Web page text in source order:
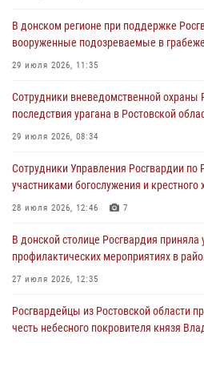
В донском регионе при поддержке
вооруженные подозреваемые в грабеже
29 июля 2026, 11:35
Сотрудники вневедомственной охраны
последствия урагана в Ростовской
29 июля 2026, 08:34
Сотрудники Управления Росгвардии по
участниками богослужения и крестного
28 июля 2026, 12:46 7
В донской столице Росгвардия приняла
профилактических мероприятиях в
27 июля 2026, 12:35
Росгвардейцы из Ростовской области
честь небесного покровителя князя